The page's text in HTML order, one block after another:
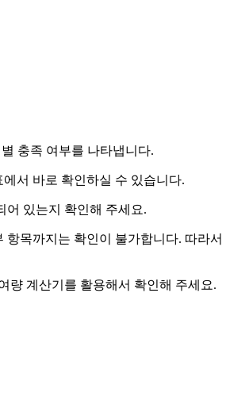
충족 여부를 나타냅니다.
서 바로 확인하실 수 있습니다.
어 있는지 확인해 주세요.
목까지는 확인이 불가합니다. 따라서
량 계산기 를 활용해서 확인해 주세요.